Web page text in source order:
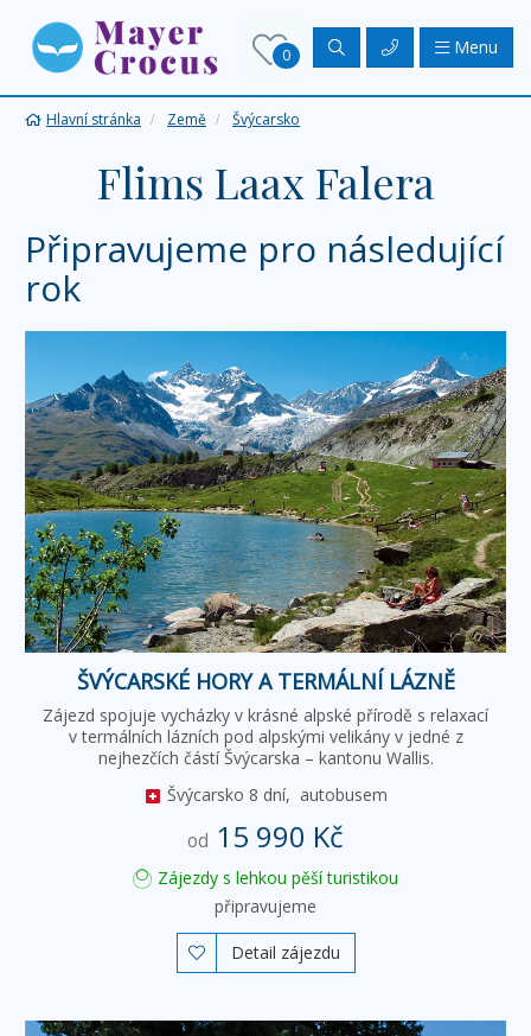
0 Menu
Hlavní stránka Země Švýcarsko
Flims Laax Falera
Připravujeme pro následující
rok
ŠVÝCARSKÉ HORY A TERMÁLNÍ LÁZNĚ
Zájezd spojuje vycházky v krásné alpské přírodě s relaxací
v termálních lázních pod alpskými velikány v jedné z
nejhezčích částí Švýcarska – kantonu Wallis.
Švýcarsko 8 dní, autobusem
od 15 990 Kč
Zájezdy s lehkou pěší turistikou
připravujeme
 Detail zájezdu